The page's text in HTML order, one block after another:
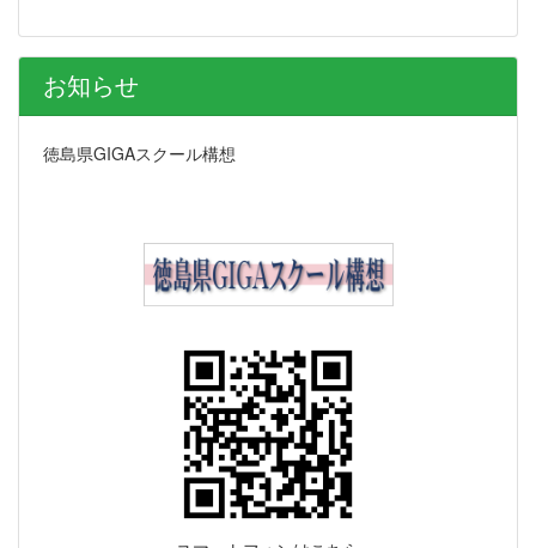
お知らせ
徳島県GIGAスクール構想